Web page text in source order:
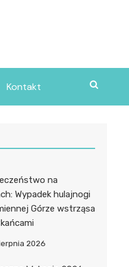
Kontakt
na
Wypadek hulajnogi
Górze wstrząsa
2026